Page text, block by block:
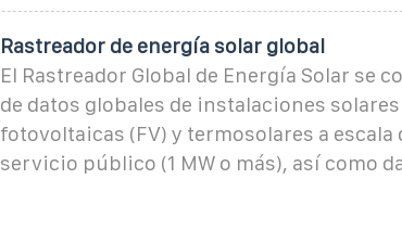
Rastreador de energía solar global
El Rastreador Global de Energía Solar se
de datos globales de instalaciones solares
fotovoltaicas (FV) y termosolares a escala
servicio público (1 MW o más), así como